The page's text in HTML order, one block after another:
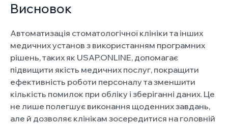
Висновок
Автоматизація стоматологічної клініки та інших
медичних установ з використанням програмних
рішень, таких як USAP.ONLINE, допомагає
підвищити якість медичних послуг, покращити
ефективність роботи персоналу та зменшити
кількість помилок при обліку і зберіганні даних. Це
не лише полегшує виконання щоденних завдань,
але й дозволяє клінікам зосередитися на головній